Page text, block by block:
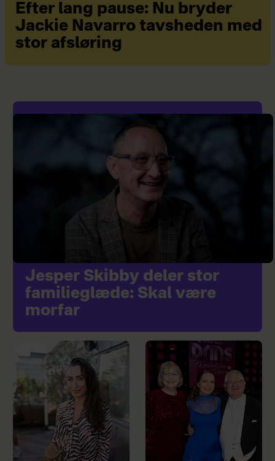
Efter lang pause: Nu bryder
Jackie Navarro tavsheden med
stor afsløring
Jesper Skibby deler stor
familieglæde: Skal være
morfar